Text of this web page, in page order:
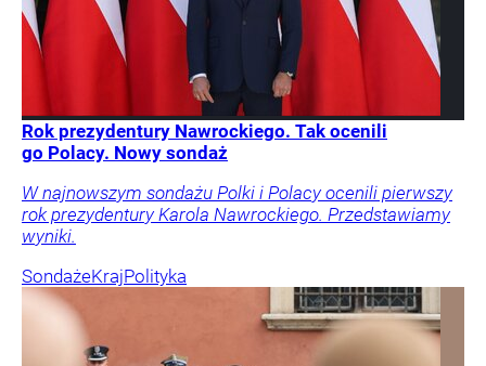
Rok prezydentury Nawrockiego. Tak ocenili
go Polacy. Nowy sondaż
W najnowszym sondażu Polki i Polacy ocenili pierwszy
rok prezydentury Karola Nawrockiego. Przedstawiamy
wyniki.
SondażeKrajPolityka